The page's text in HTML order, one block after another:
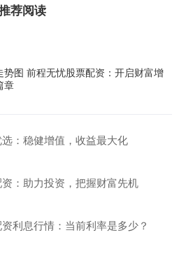
荐阅读
势图 前程无忧股票配资：开启财富增
章
：稳健增值，收益最大化
：助力投资，把握财富先机
利息行情：当前利率是多少？